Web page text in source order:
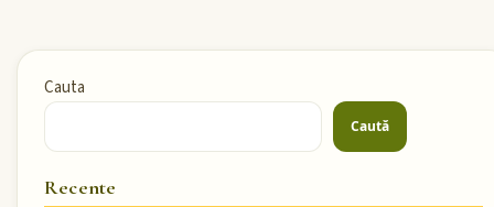
Cauta
Caută
Recente